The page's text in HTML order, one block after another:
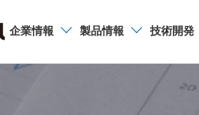
企業情報 製品情報 技術開発